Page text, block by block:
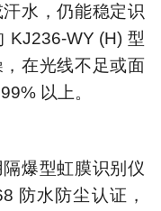
水，仍能稳定识
KJ236-WY (H) 型
在光线不足或面
以上。
爆型虹膜识别仪
防水防尘认证，